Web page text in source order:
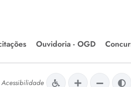
Ouvidoria - OGD
Meio Ambiente
Acessibilidade